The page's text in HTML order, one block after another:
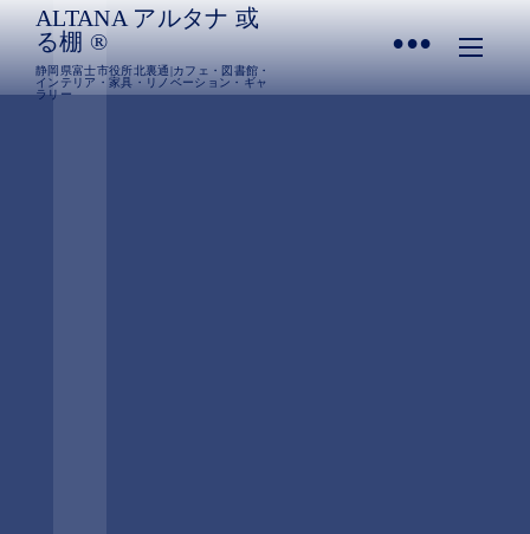
ALTANA アルタナ 或
る棚 ®︎
静岡県富士市役所北裏通|カフェ・図書館・
インテリア・家具・リノベーション・ギャ
ラリー
•